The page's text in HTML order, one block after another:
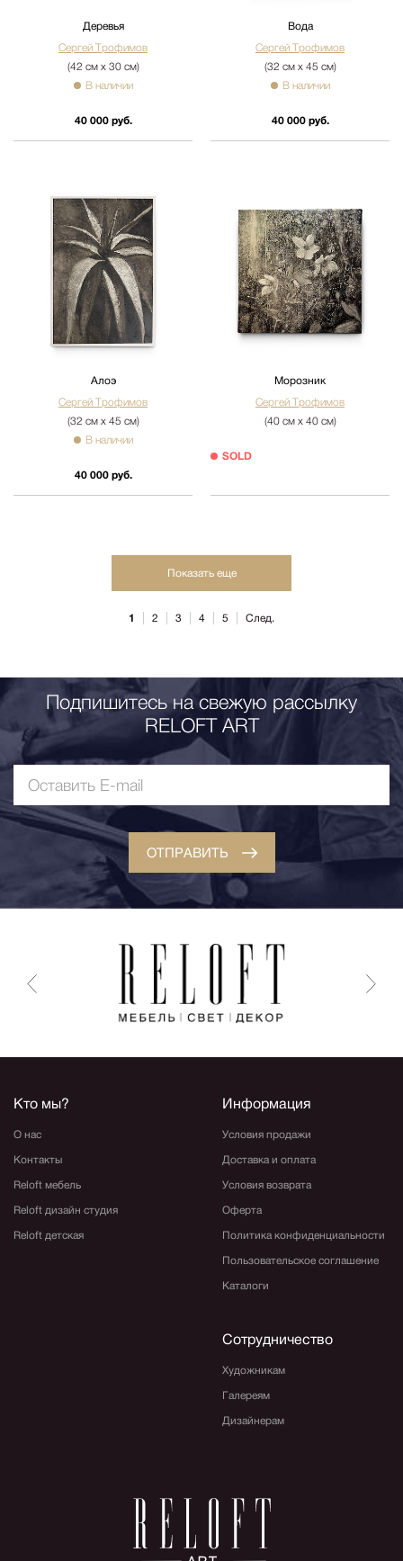
Деревья
Сергей Трофимов
(42 см х 30 см)
В наличии
40 000 руб.
Вода
Сергей Трофимов
(32 см х 45 см)
В наличии
40 000 руб.
Алоэ
Сергей Трофимов
(32 см х 45 см)
В наличии
40 000 руб.
Морозник
Сергей Трофимов
(40 см х 40 см)
SOLD
Показать еще
1 2 3 4 5 След.
Подпишитесь на свежую рассылку
RELOFT ART
ОТПРАВИТЬ
Кто мы?
О нас
Контакты
Reloft мебель
Reloft дизайн студия
Reloft детская
Информация
Условия продажи
Доставка и оплата
Условия возврата
Оферта
Политика конфиденциальности
Пользовательское соглашение
Каталоги
Сотрудничество
Художникам
Галереям
Дизайнерам